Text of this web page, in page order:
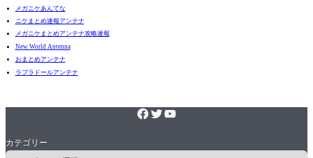
メガニケあんてな
ニケまとめ速報アンテナ
メガニケまとめアンテナ攻略速報
New World Antenna
おまとめアンテナ
ラブラドールアンテナ
カテゴリー